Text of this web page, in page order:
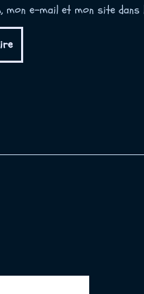
mon e-mail et mon site